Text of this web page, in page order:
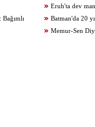
geçiriyoruz
Eruh'ta dev
Batman'da 20
Memur-Sen